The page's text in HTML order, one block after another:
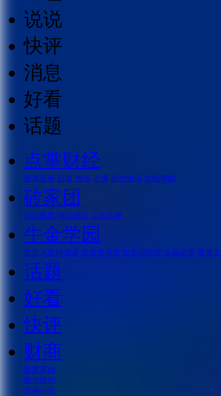
说说
快评
消息
好看
话题
点掌财经
股票直播 回看 预告 点播 股市快讯 在线帮助
砖家团
说说股票 精品说说 认证砖家
牛金学园
首页 A股特战课 股票提高班 投资训练营 金融必学 股票
话题
好看
快评
财商
股票基础
能力级别
交易心法